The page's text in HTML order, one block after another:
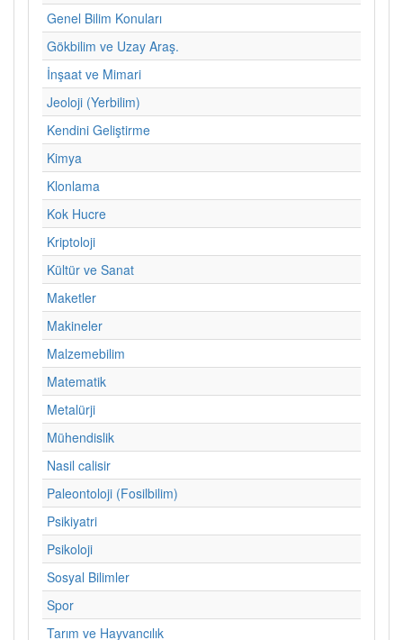
Genel Bilim Konuları
Gökbilim ve Uzay Araş.
İnşaat ve Mimari
Jeoloji (Yerbilim)
Kendini Geliştirme
Kimya
Klonlama
Kok Hucre
Kriptoloji
Kültür ve Sanat
Maketler
Makineler
Malzemebilim
Matematik
Metalürji
Mühendislik
Nasil calisir
Paleontoloji (Fosilbilim)
Psikiyatri
Psikoloji
Sosyal Bilimler
Spor
Tarım ve Hayvancılık